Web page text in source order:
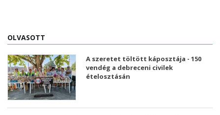
OLVASOTT
A szeretet töltött káposztája - 150
vendég a debreceni civilek
ételosztásán